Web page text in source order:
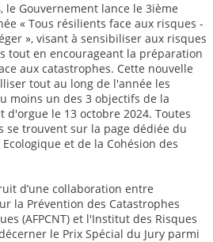
le Gouvernement lance le 3ième
« Tous résilients face aux risques -
», visant à sensibiliser aux risques
tout en encourageant la préparation
aux catastrophes. Cette nouvelle
tout au long de l'année les
moins un des 3 objectifs de la
le 13 octobre 2024. Toutes
trouvent sur la page dédiée du
et de la Cohésion des
d’une collaboration entre
la Prévention des Catastrophes
(AFPCNT) et l'Institut des Risques
le Prix Spécial du Jury parmi